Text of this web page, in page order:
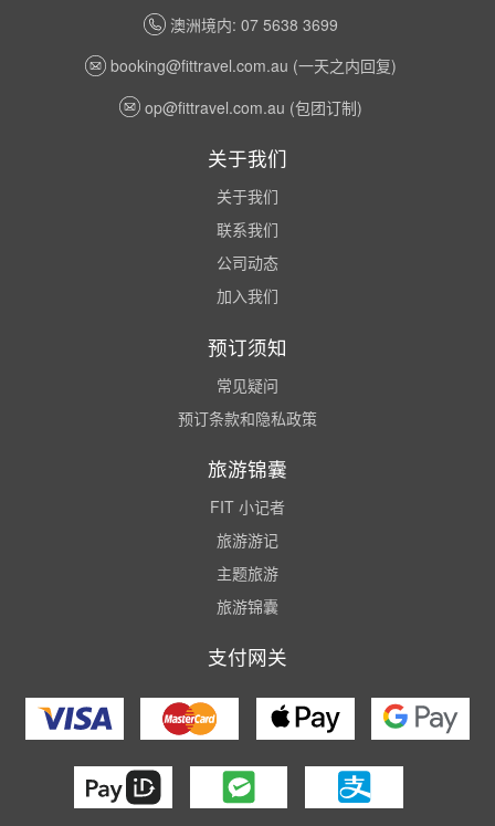
澳洲境内: 07 5638 3699
booking@fittravel.com.au (一天之内回复)
op@fittravel.com.au (包团订制)
关于我们
关于我们
联系我们
公司动态
加入我们
预订须知
常见疑问
预订条款和隐私政策
旅游锦囊
FIT 小记者
旅游游记
主题旅游
旅游锦囊
支付网关